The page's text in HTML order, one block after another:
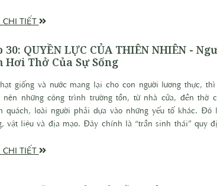
ở mức độ cao hơn, một hệ thống xã hội phức tạp, có
CHI TIẾT
30: QUYỀN LỰC CỦA THIÊN NHIÊN -
Hơi Thở Của Sự Sống
giống và nước mang lại cho con người lương thực,
nên những công trình trường tồn, từ nhà cửa, đền thờ
quách, loài người phải dựa vào những yếu tố khác. Đó
vật liệu và địa mạo. Đây chính là “trần sinh thái” quy
CHI TIẾT